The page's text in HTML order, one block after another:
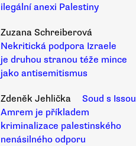
ilegální anexi Palestiny
Zuzana Schreiberová
Nekritická podpora Izraele
je druhou stranou téže mince
jako antisemitismus
Zdeněk Jehlička
Soud s Issou
Amrem je příkladem
kriminalizace palestinského
nenásilného odporu